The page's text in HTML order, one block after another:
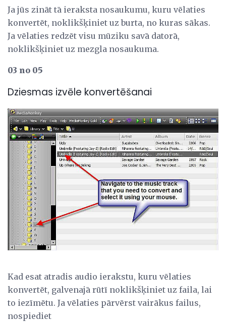
Ja jūs zināt tā ieraksta nosaukumu, kuru vēlaties
konvertēt, noklikšķiniet uz burta, no kuras sākas.
Ja vēlaties redzēt visu mūziku savā datorā,
noklikšķiniet uz mezgla nosaukuma.
03 no 05
Dziesmas izvēle konvertēšanai
Kad esat atradis audio ierakstu, kuru vēlaties
konvertēt, galvenajā rūtī noklikšķiniet uz faila, lai
to iezīmētu. Ja vēlaties pārvērst vairākus failus,
nospiediet